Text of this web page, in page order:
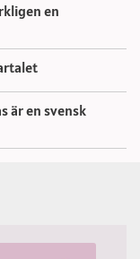
en
är en svensk